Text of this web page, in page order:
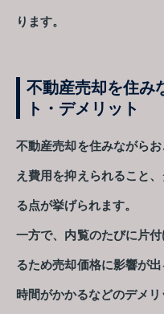
ります。
不動産売却を住み
ト・デメリット
不動産売却を住みながら
え費用を抑えられること
る点が挙げられます。
一方で、内覧のたびに片
るため売却価格に影響が
時間がかかるなどのデメリ